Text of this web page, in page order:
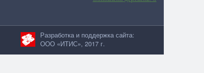
Разработка и поддержка сайта:
ООО «ИТИС», 2017 г.